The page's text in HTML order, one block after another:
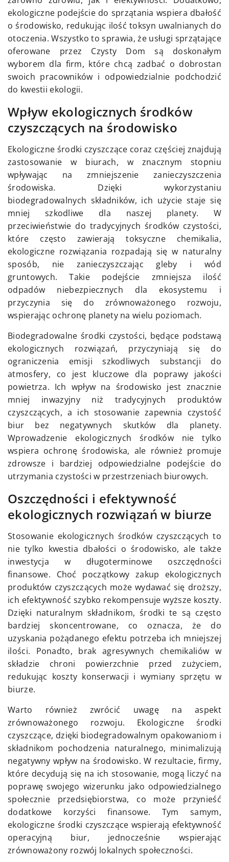
ekologiczne podejście do sprzątania wspiera dbałość
o środowisko, redukując ilość toksyn uwalnianych do
otoczenia. Wszystko to sprawia, że usługi sprzątające
oferowane przez Czysty Dom są doskonałym
wyborem dla firm, które chcą zadbać o dobrostan
swoich pracowników i odpowiedzialnie podchodzić
do kwestii ekologii.
Wpływ ekologicznych środków
czyszczących na środowisko
Ekologiczne środki czyszczące coraz częściej znajdują
zastosowanie w biurach, w znacznym stopniu
wpływając na zmniejszenie zanieczyszczenia
środowiska. Dzięki wykorzystaniu
biodegradowalnych składników, ich użycie staje się
mniej szkodliwe dla naszej planety. W
przeciwieństwie do tradycyjnych środków czystości,
które często zawierają toksyczne chemikalia,
ekologiczne rozwiązania rozpadają się w naturalny
sposób, nie zanieczyszczając gleby i wód
gruntowych. Takie podejście zmniejsza ilość
odpadów niebezpiecznych dla ekosystemu i
przyczynia się do zrównoważonego rozwoju,
wspierając ochronę planety na wielu poziomach.
Biodegradowalne środki czystości, będące podstawą
ekologicznych rozwiązań, przyczyniają się do
ograniczenia emisji szkodliwych substancji do
atmosfery, co jest kluczowe dla poprawy jakości
powietrza. Ich wpływ na środowisko jest znacznie
mniej inwazyjny niż tradycyjnych produktów
czyszczących, a ich stosowanie zapewnia czystość
biur bez negatywnych skutków dla planety.
Wprowadzenie ekologicznych środków nie tylko
wspiera ochronę środowiska, ale również promuje
zdrowsze i bardziej odpowiedzialne podejście do
utrzymania czystości w przestrzeniach biurowych.
Oszczędności i efektywność
ekologicznych rozwiązań w biurze
Stosowanie ekologicznych środków czyszczących to
nie tylko kwestia dbałości o środowisko, ale także
inwestycja w długoterminowe oszczędności
finansowe. Choć początkowy zakup ekologicznych
produktów czyszczących może wydawać się droższy,
ich efektywność szybko rekompensuje wyższe koszty.
Dzięki naturalnym składnikom, środki te są często
bardziej skoncentrowane, co oznacza, że do
uzyskania pożądanego efektu potrzeba ich mniejszej
ilości. Ponadto, brak agresywnych chemikaliów w
składzie chroni powierzchnie przed zużyciem,
redukując koszty konserwacji i wymiany sprzętu w
biurze.
Warto również zwrócić uwagę na aspekt
zrównoważonego rozwoju. Ekologiczne środki
czyszczące, dzięki biodegradowalnym opakowaniom i
składnikom pochodzenia naturalnego, minimalizują
negatywny wpływ na środowisko. W rezultacie, firmy,
które decydują się na ich stosowanie, mogą liczyć na
poprawę swojego wizerunku jako odpowiedzialnego
społecznie przedsiębiorstwa, co może przynieść
dodatkowe korzyści finansowe. Tym samym,
ekologiczne środki czyszczące wspierają efektywność
operacyjną biur, jednocześnie wspierając
zrównoważony rozwój lokalnych społeczności.